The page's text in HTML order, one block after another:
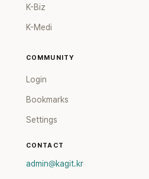
K-Biz
K-Medi
COMMUNITY
Login
Bookmarks
Settings
CONTACT
admin@kagit.kr